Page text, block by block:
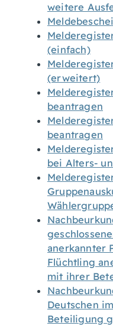
weitere
(einfach)
(erweitert)
beantragen
beantragen
bei Alters-
anerkannter
Flüchtling
mit ihrer
Deutschen
Beteiligung